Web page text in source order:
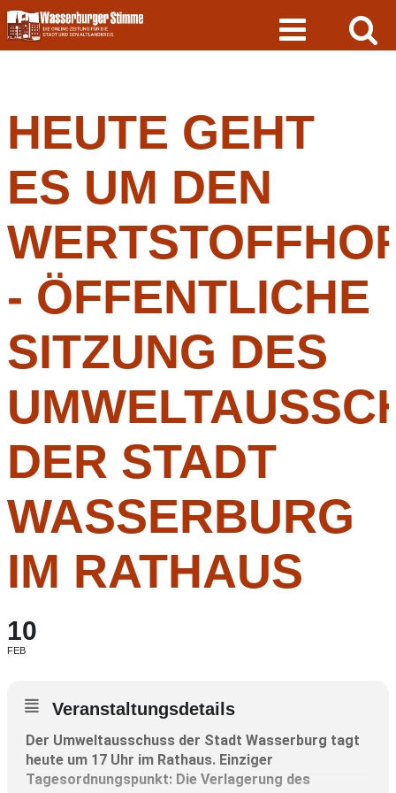
Skip
to
content
HEUTE GEHT
ES UM DEN
- ÖFFENTLICHE
SITZUNG DES
DER STADT
WASSERBURG
IM RATHAUS
10
FEB
Veranstaltungsdetails
Der Umweltausschuss der Stadt Wasserburg tagt
heute um 17 Uhr im Rathaus. Einziger
Tagesordnungspunkt: Die Verlagerung des